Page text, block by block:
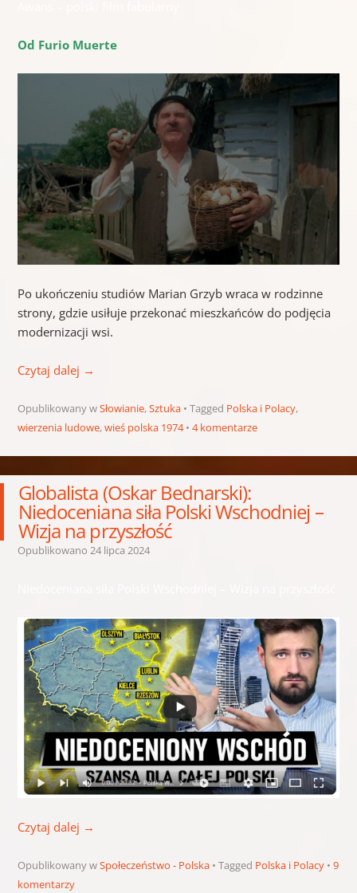
Od Furio Muerte
Po ukończeniu studiów Marian Grzyb wraca w rodzinne
strony, gdzie usiłuje przekonać mieszkańców do podjęcia
modernizacji wsi.
Czytaj dalej →
Opublikowany wSłowianie,Sztuka Tagged Polska i Polacy,
wierzenia ludowe,wieś polska 1974 4 komentarze
Globalista (Oskar Bednarski):
Niedoceniana siła Polski Wschodniej –
Wizja na przyszłość
Opublikowano 24 lipca 2024
Czytaj dalej →
Opublikowany wSpołeczeństwo - Polska Tagged Polska i Polacy
9
komentarzy